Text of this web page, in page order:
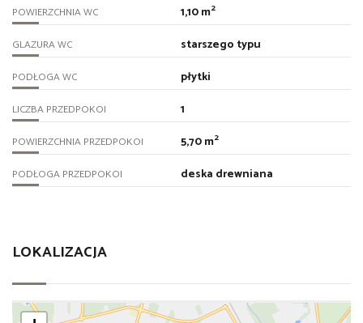
POWIERZCHNIA WC 1,10 m2
GLAZURA WC starszego typu
PODŁOGA WC płytki
LICZBA PRZEDPOKOI 1
POWIERZCHNIA PRZEDPOKOI 5,70 m2
PODŁOGA PRZEDPOKOI deska drewniana
LOKALIZACJA